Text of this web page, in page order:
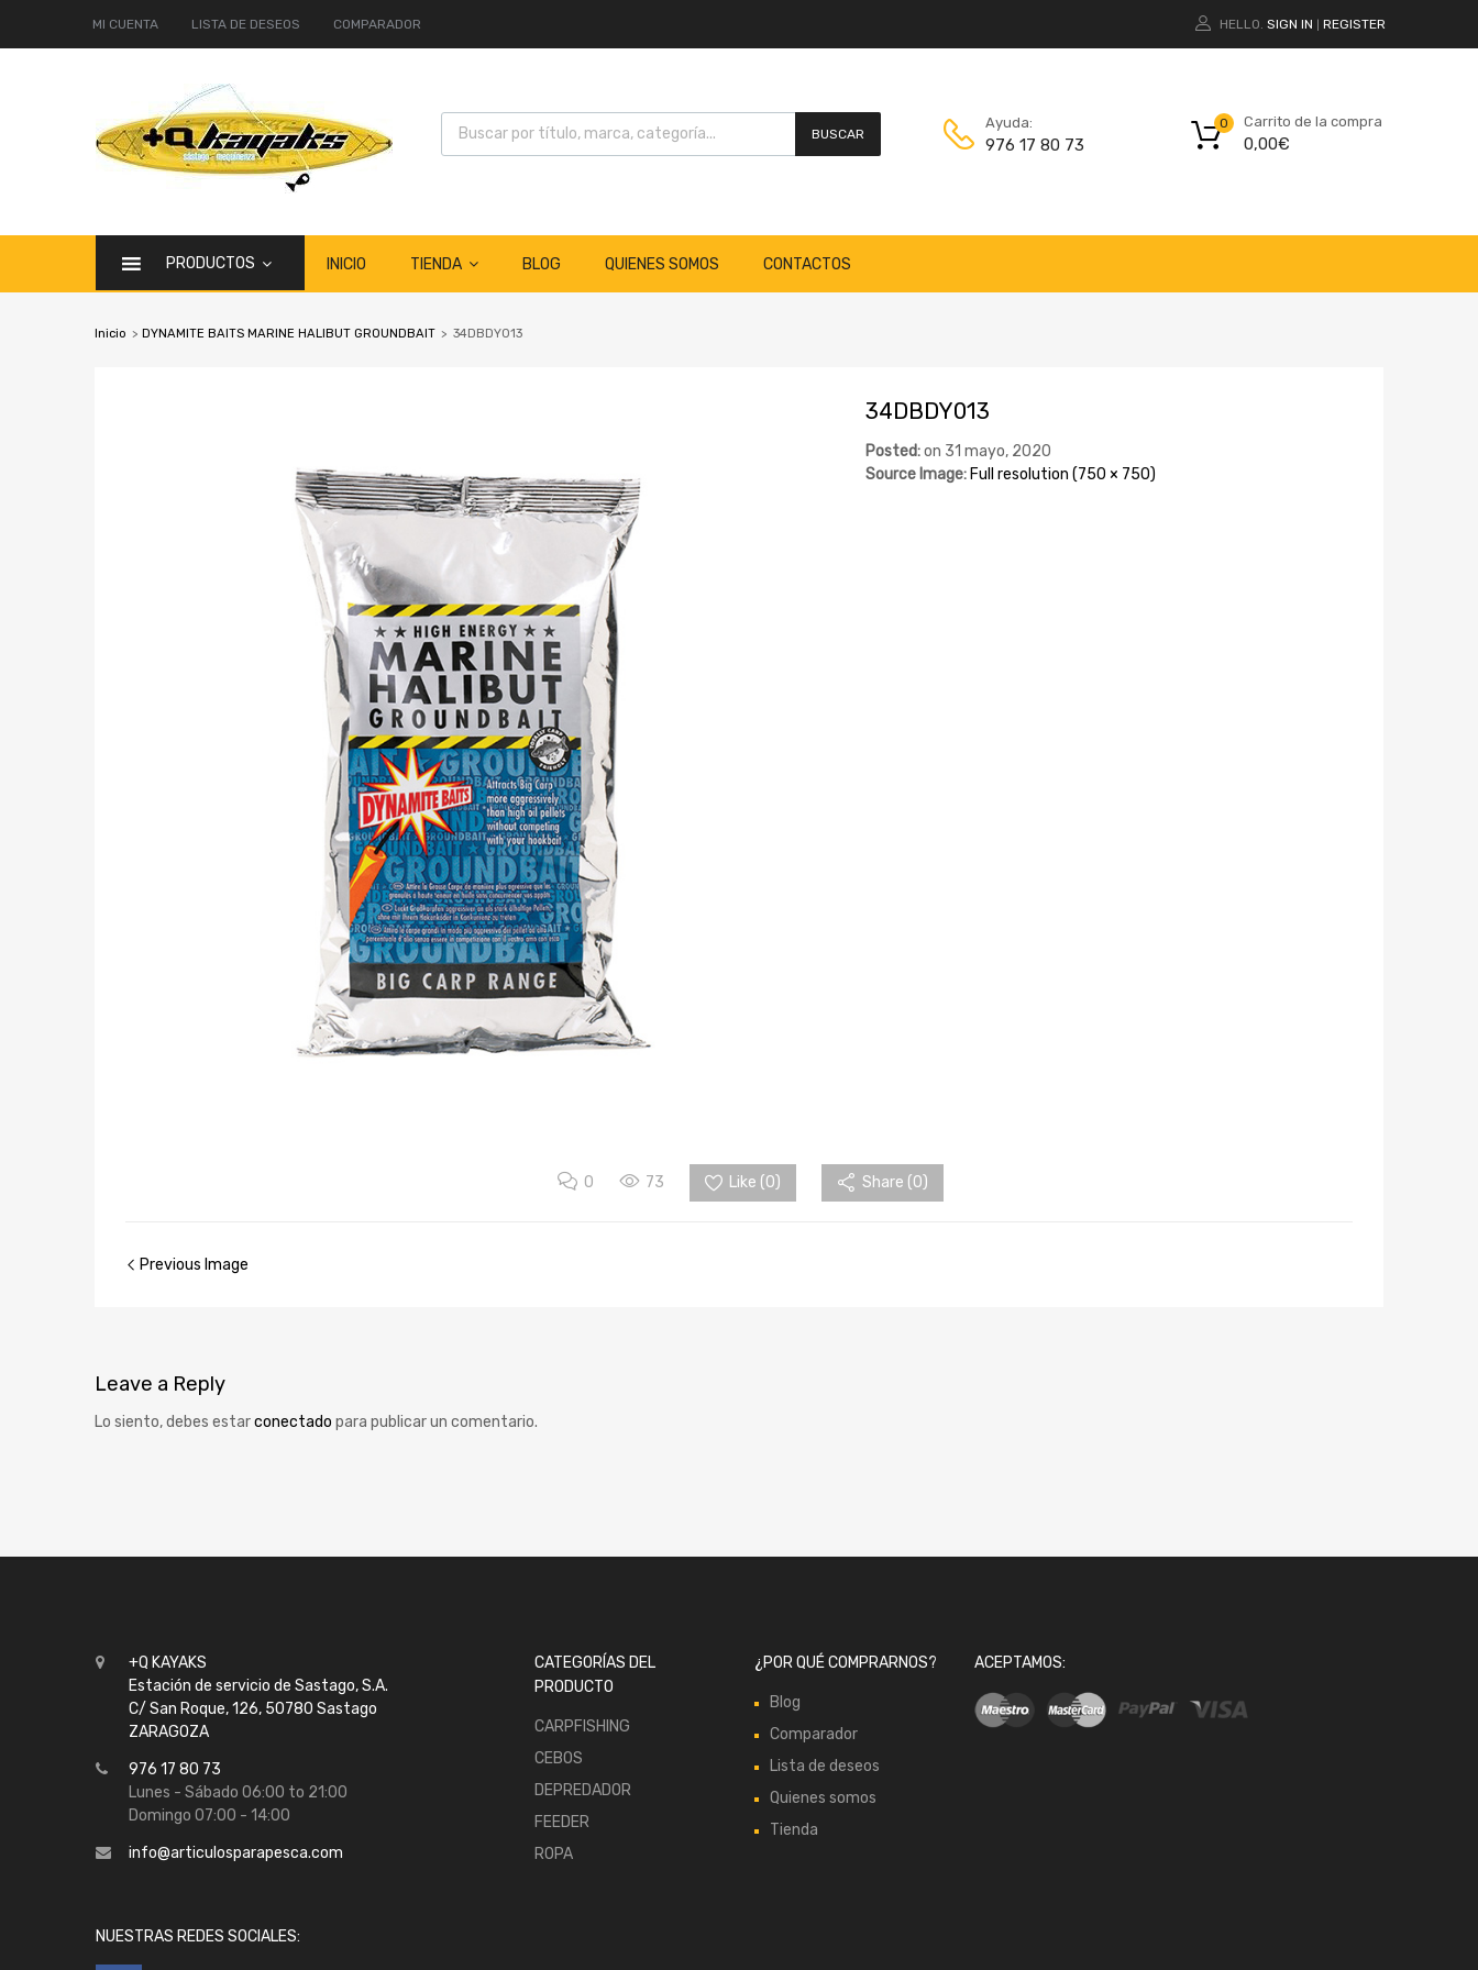
MI CUENTA LISTA DE DESEOS COMPARADOR HELLO. SIGN IN REGISTER
BUSCAR
Ayuda:
976 17 80 73
Carrito de la compra
0,00€
0
PRODUCTOS INICIO TIENDA BLOG QUIENES SOMOS CONTACTOS
Inicio > DYNAMITE BAITS MARINE HALIBUT GROUNDBAIT > 34DBDY013
34DBDY013
Posted:on 31 mayo, 2020
Source Image: Full resolution (750 × 750)
0 73 Like (0) Share (0)
Previous Image
Leave a Reply
Lo siento, debes estarconectado para publicar un comentario.
+Q KAYAKS
Estación de servicio de Sastago, S.A.
C/ San Roque, 126, 50780 Sastago
ZARAGOZA
976 17 80 73
Lunes - Sábado 06:00 to 21:00
Domingo 07:00 - 14:00
info@articulosparapesca.com
NUESTRAS REDES SOCIALES:
CATEGORÍAS DEL
PRODUCTO
CARPFISHING
CEBOS
DEPREDADOR
FEEDER
ROPA
¿POR QUÉ COMPRARNOS?
Blog
Comparador
Lista de deseos
Quienes somos
Tienda
ACEPTAMOS: